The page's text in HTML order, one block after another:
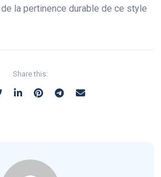
de la pertinence durable de ce style
Share this: